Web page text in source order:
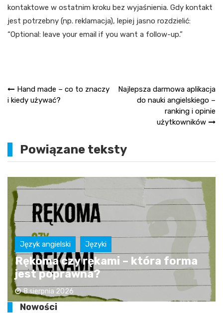
kontaktowe w ostatnim kroku bez wyjaśnienia. Gdy kontakt
jest potrzebny (np. reklamacja), lepiej jasno rozdzielić:
“Optional: leave your email if you want a follow-up.”
Nawigacja
wpisu
Hand made – co to znaczy
i kiedy używać?
Najlepsza darmowa aplikacja
do nauki angielskiego –
ranking i opinie
użytkowników
Powiązane teksty
Język angielski Języki
Rękoma czy rękami – która forma
jest poprawna?
8 sierpnia 2026
Nowości